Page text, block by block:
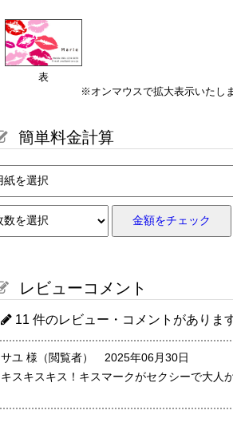
表
※オンマウスで拡大表示いたしま
簡単料金計算
金額をチェック
レビューコメント
11 件のレビュー・コメントがありま
サユ 様（閲覧者） 2025年06月30日
キスキスキス！キスマークがセクシーで大人